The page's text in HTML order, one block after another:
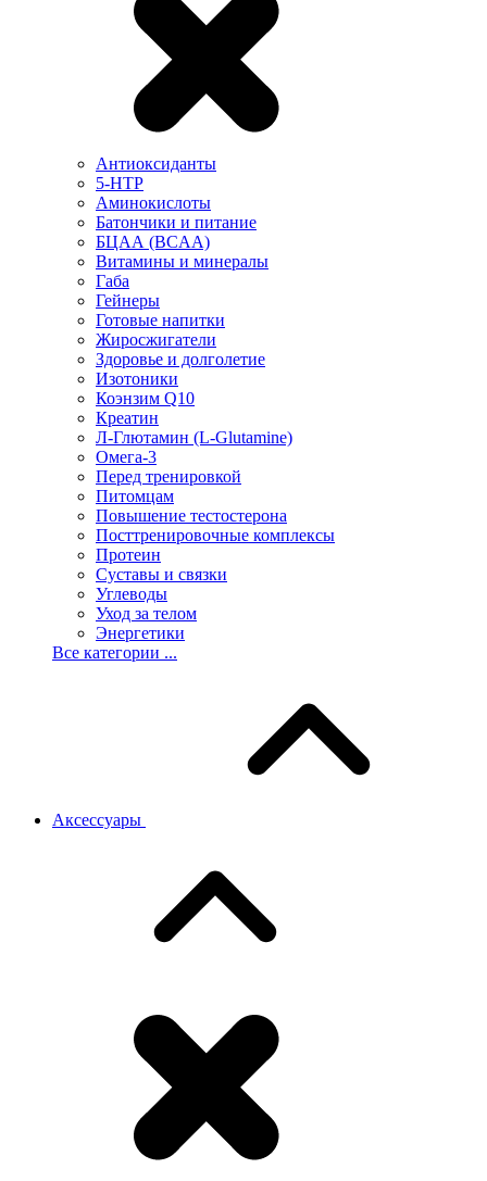
Антиоксиданты
5-HTP
Аминокислоты
Батончики и питание
БЦАА (BCAA)
Витамины и минералы
Габа
Гейнеры
Готовые напитки
Жиросжигатели
Здоровье и долголетие
Изотоники
Коэнзим Q10
Креатин
Л-Глютамин (L-Glutamine)
Омега-3
Перед тренировкой
Питомцам
Повышение тестостерона
Посттренировочные комплексы
Протеин
Суставы и связки
Углеводы
Уход за телом
Энергетики
Все категории ...
Аксессуары